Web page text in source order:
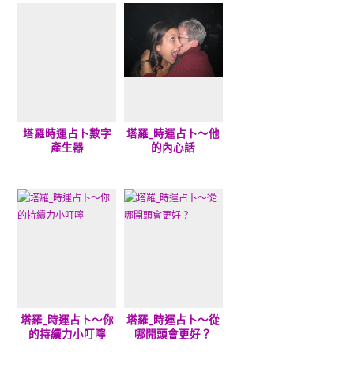
塔羅時運占卜數字
產生器
塔羅_時運占卜～他
的內心話
塔羅_時運占卜～你
的持續力小叮嚀
塔羅_時運占卜～從
哪開頭會更好？